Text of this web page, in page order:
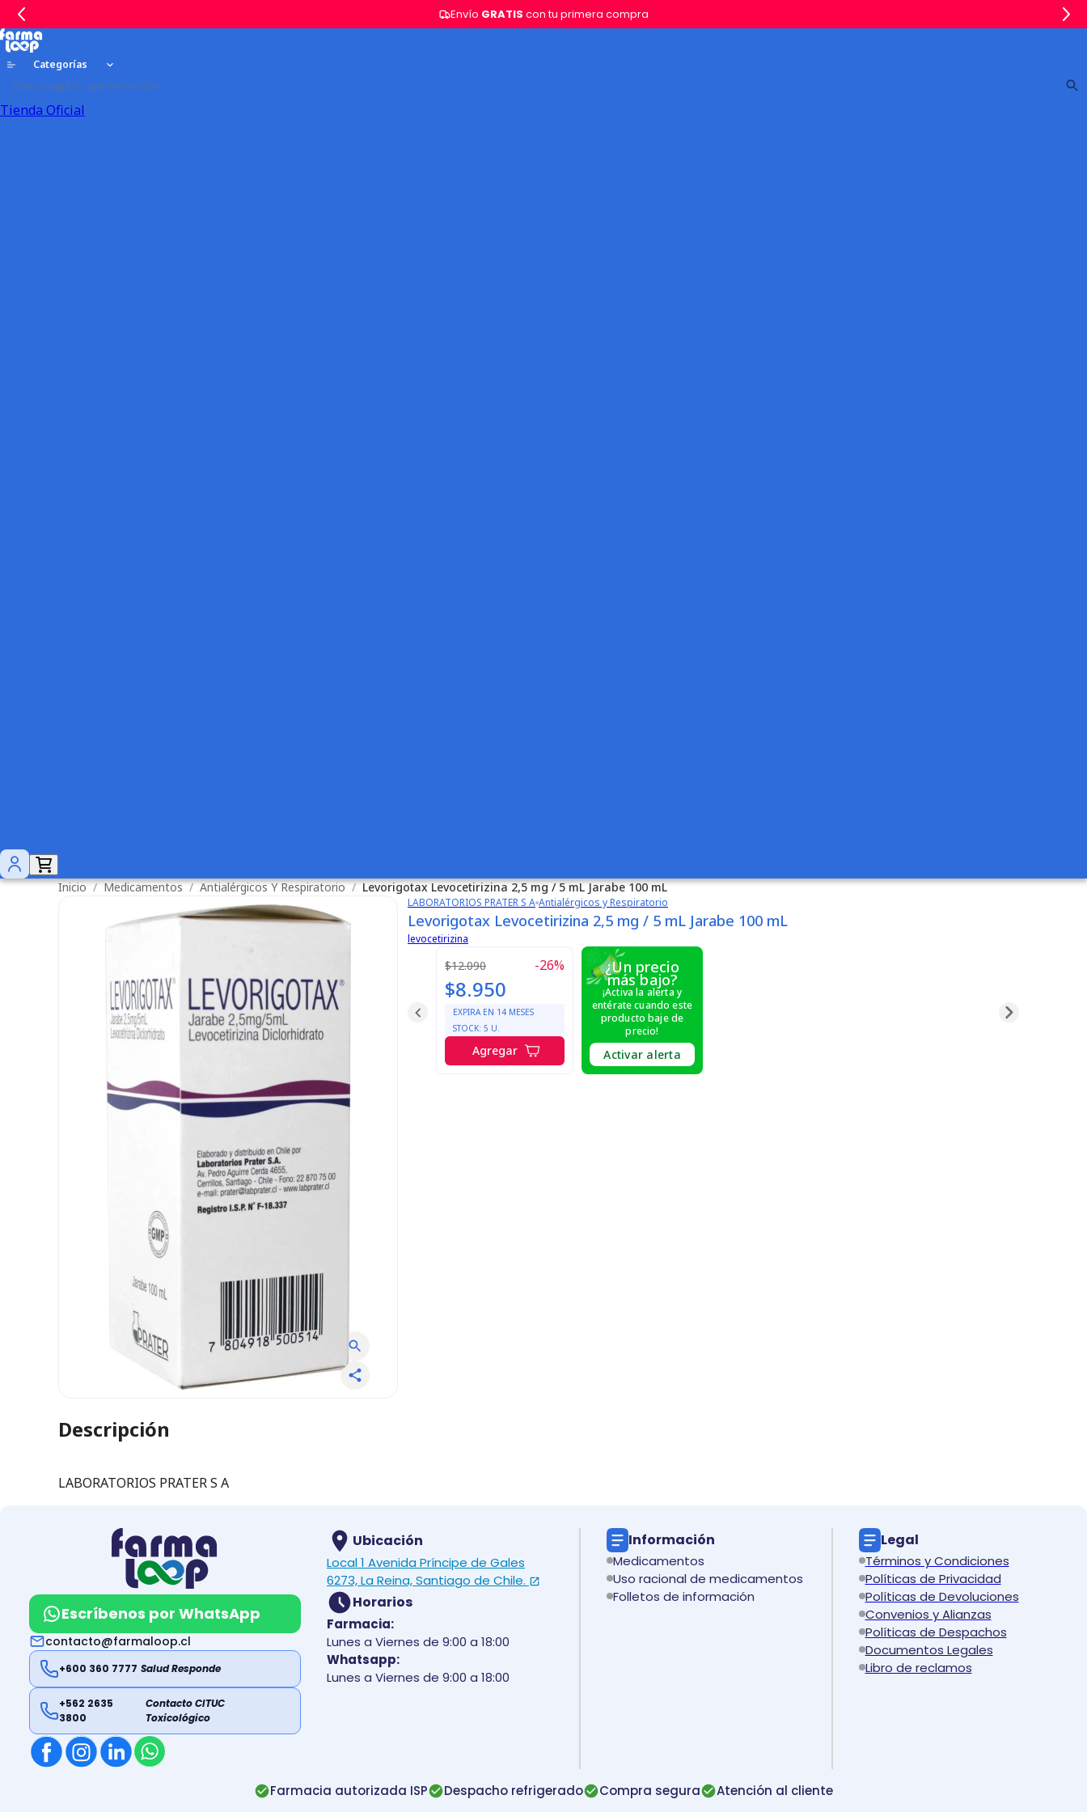
Envío GRATIS con tu primera compra
Categorías
Tienda Oficial
Inicio / Medicamentos / Antialérgicos Y Respiratorio / Levorigotax Levocetirizina 2,5 mg / 5 mL Jarabe 100 mL
LABORATORIOS PRATER S A Antialérgicos y Respiratorio
Levorigotax Levocetirizina 2,5 mg / 5 mL Jarabe 100 mL
levocetirizina
$12.090 -26%
$8.950
EXPIRA EN 14 MESES
STOCK: 5 U.
Agregar
¿Un precio
más bajo?
¡Activa la alerta y
entérate cuando este
producto baje de
precio!
Activar alerta
Descripción
LABORATORIOS PRATER S A
Escríbenos por WhatsApp
contacto@farmaloop.cl
+600 360 7777 Salud Responde
+562 2635
3800
Contacto CITUC
Toxicológico
Ubicación
Local 1 Avenida Príncipe de Gales
6273, La Reina, Santiago de Chile.
Horarios
Farmacia:
Lunes a Viernes de 9:00 a 18:00
Whatsapp:
Lunes a Viernes de 9:00 a 18:00
Información
Medicamentos
Uso racional de medicamentos
Folletos de información
Legal
Términos y Condiciones
Políticas de Privacidad
Políticas de Devoluciones
Convenios y Alianzas
Políticas de Despachos
Documentos Legales
Libro de reclamos
Farmacia autorizada ISP Despacho refrigerado Compra segura Atención al cliente